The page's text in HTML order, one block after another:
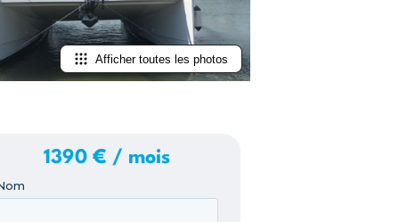
Afficher toutes les photos
1390 € / mois